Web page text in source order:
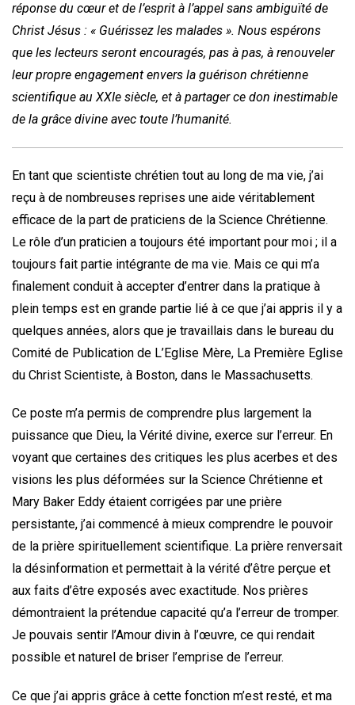
réponse du cœur et de l’esprit à l’appel sans ambiguïté de
Christ Jésus : « Guérissez les malades ». Nous espérons
que les lecteurs seront encouragés, pas à pas, à renouveler
leur propre engagement envers la guérison chrétienne
scientifique au XXIe siècle, et à partager ce don inestimable
de la grâce divine avec toute l’humanité.
En tant que scientiste chrétien tout au long de ma vie, j’ai
reçu à de nombreuses reprises une aide véritablement
efficace de la part de praticiens de la Science Chrétienne.
Le rôle d’un praticien a toujours été important pour moi ; il a
toujours fait partie intégrante de ma vie. Mais ce qui m’a
finalement conduit à accepter d’entrer dans la pratique à
plein temps est en grande partie lié à ce que j’ai appris il y a
quelques années, alors que je travaillais dans le bureau du
Comité de Publication de L’Eglise Mère, La Première Eglise
du Christ Scientiste, à Boston, dans le Massachusetts.
Ce poste m’a permis de comprendre plus largement la
puissance que Dieu, la Vérité divine, exerce sur l’erreur. En
voyant que certaines des critiques les plus acerbes et des
visions les plus déformées sur la Science Chrétienne et
Mary Baker Eddy étaient corrigées par une prière
persistante, j’ai commencé à mieux comprendre le pouvoir
de la prière spirituellement scientifique. La prière renversait
la désinformation et permettait à la vérité d’être perçue et
aux faits d’être exposés avec exactitude. Nos prières
démontraient la prétendue capacité qu’a l’erreur de tromper.
Je pouvais sentir l’Amour divin à l’œuvre, ce qui rendait
possible et naturel de briser l’emprise de l’erreur.
Ce que j’ai appris grâce à cette fonction m’est resté, et ma